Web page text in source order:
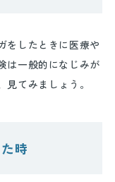
をしたときに医療や
は一般的になじみが
てみましょう。
時